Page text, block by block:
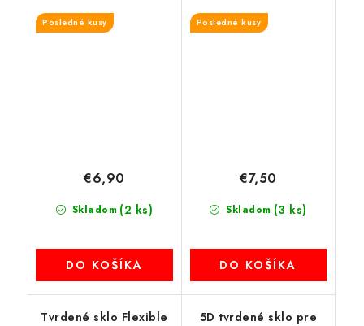
Posledné kusy
Skladom (2 ks)
€6,90
DO KOŠÍKA
Posledné kusy
Skladom (3 ks)
€7,50
DO KOŠÍKA
Tvrdené sklo Flexible
5D tvrdené sklo pre